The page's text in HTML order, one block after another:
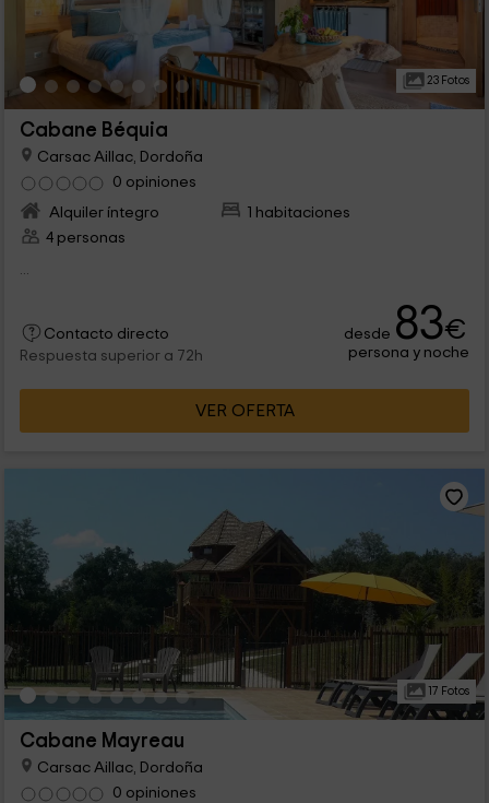
23 Fotos
Cabane Béquia
Carsac Aillac, Dordoña
0 opiniones
Alquiler íntegro
1 habitaciones
4 personas
...
Contacto directo
Respuesta superior a 72h
desde 83€
persona y noche
VER OFERTA
17 Fotos
Cabane Mayreau
Carsac Aillac, Dordoña
0 opiniones